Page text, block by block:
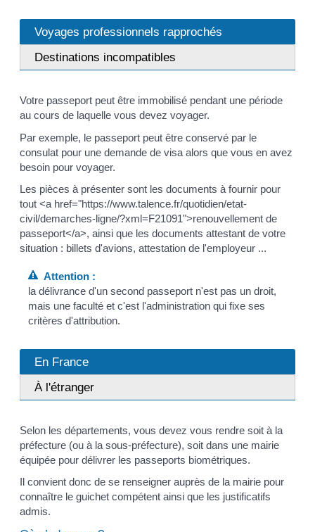
Voyages professionnels rapprochés
Destinations incompatibles
Votre passeport peut être immobilisé pendant une période
au cours de laquelle vous devez voyager.
Par exemple, le passeport peut être conservé par le
consulat pour une demande de visa alors que vous en avez
besoin pour voyager.
Les pièces à présenter sont les documents à fournir pour
tout <a href="https://www.talence.fr/quotidien/etat-
civil/demarches-ligne/?xml=F21091">renouvellement de
passeport</a>, ainsi que les documents attestant de votre
situation : billets d'avions, attestation de l'employeur ...
Attention :
la délivrance d'un second passeport n'est pas un droit,
mais une faculté et c'est l'administration qui fixe ses
critères d'attribution.
En France
À l'étranger
Selon les départements, vous devez vous rendre soit à la
préfecture (ou à la sous-préfecture), soit dans une mairie
équipée pour délivrer les passeports biométriques.
Il convient donc de se renseigner auprès de la mairie pour
connaître le guichet compétent ainsi que les justificatifs
admis.